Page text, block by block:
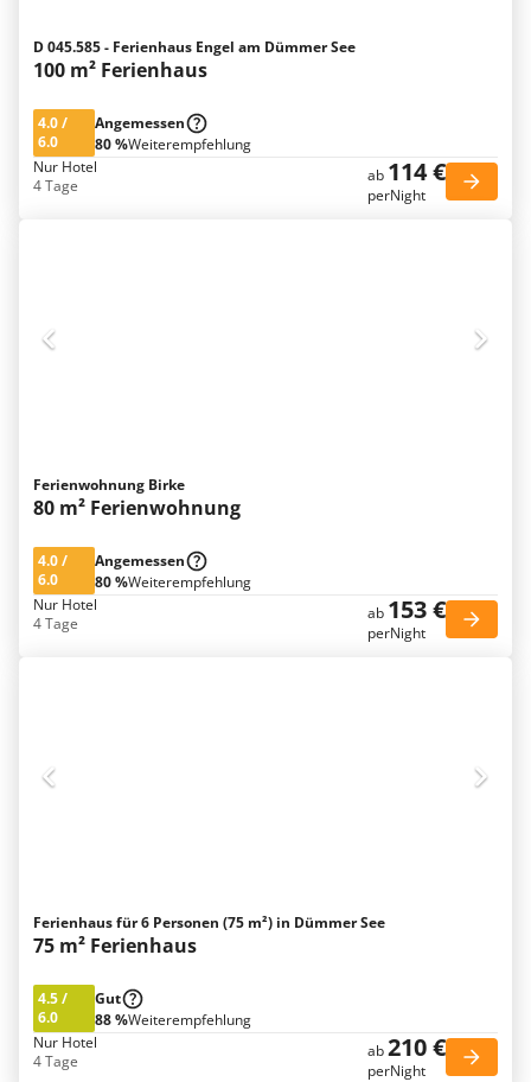
D 045.585 - Ferienhaus Engel am Dümmer See
100 m² Ferienhaus
4.0/
6.0
Angemessen
80 %Weiterempfehlung
Nur Hotel
4 Tage
ab 114 €
perNight
Ferienwohnung Birke
80 m² Ferienwohnung
4.0/
6.0
Angemessen
80 %Weiterempfehlung
Nur Hotel
4 Tage
ab 153 €
perNight
Ferienhaus für 6 Personen (75 m²) in Dümmer See
75 m² Ferienhaus
4.5/
6.0
Gut
88 %Weiterempfehlung
Nur Hotel
4 Tage
ab210 €
perNight